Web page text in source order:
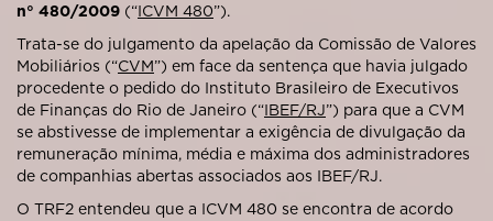
n° 480/2009 (“ICVM 480”).
Trata-se do julgamento da apelação da Comissão de Valores
Mobiliários (“CVM”) em face da sentença que havia julgado
procedente o pedido do Instituto Brasileiro de Executivos
de Finanças do Rio de Janeiro (“IBEF/RJ”) para que a CVM
se abstivesse de implementar a exigência de divulgação da
remuneração mínima, média e máxima dos administradores
de companhias abertas associados aos IBEF/RJ.
O TRF2 entendeu que a ICVM 480 se encontra de acordo